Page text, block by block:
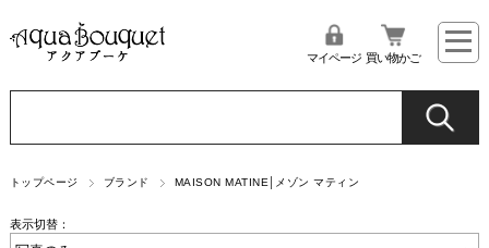
マイページ 買い物かご
トップページ ブランド MAISON MATINE│メゾン マティン
表示切替：